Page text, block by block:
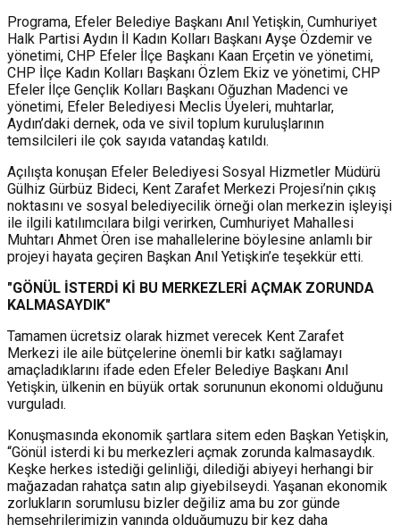
Programa, Efeler Belediye Başkanı Anıl Yetişkin, Cumhuriyet
Halk Partisi Aydın İl Kadın Kolları Başkanı Ayşe Özdemir ve
yönetimi, CHP Efeler İlçe Başkanı Kaan Erçetin ve yönetimi,
CHP İlçe Kadın Kolları Başkanı Özlem Ekiz ve yönetimi, CHP
Efeler İlçe Gençlik Kolları Başkanı Oğuzhan Madenci ve
yönetimi, Efeler Belediyesi Meclis Üyeleri, muhtarlar,
Aydın’daki dernek, oda ve sivil toplum kuruluşlarının
temsilcileri ile çok sayıda vatandaş katıldı.
Açılışta konuşan Efeler Belediyesi Sosyal Hizmetler Müdürü
Gülhiz Gürbüz Bideci, Kent Zarafet Merkezi Projesi’nin çıkış
noktasını ve sosyal belediyecilik örneği olan merkezin işleyişi
ile ilgili katılımcılara bilgi verirken, Cumhuriyet Mahallesi
Muhtarı Ahmet Ören ise mahallelerine böylesine anlamlı bir
projeyi hayata geçiren Başkan Anıl Yetişkin’e teşekkür etti.
"GÖNÜL İSTERDİ Kİ BU MERKEZLERİ AÇMAK ZORUNDA
KALMASAYDIK"
Tamamen ücretsiz olarak hizmet verecek Kent Zarafet
Merkezi ile aile bütçelerine önemli bir katkı sağlamayı
amaçladıklarını ifade eden Efeler Belediye Başkanı Anıl
Yetişkin, ülkenin en büyük ortak sorununun ekonomi olduğunu
vurguladı.
Konuşmasında ekonomik şartlara sitem eden Başkan Yetişkin,
“Gönül isterdi ki bu merkezleri açmak zorunda kalmasaydık.
Keşke herkes istediği gelinliği, dilediği abiyeyi herhangi bir
mağazadan rahatça satın alıp giyebilseydi. Yaşanan ekonomik
zorlukların sorumlusu bizler değiliz ama bu zor günde
hemşehrilerimizin yanında olduğumuzu bir kez daha